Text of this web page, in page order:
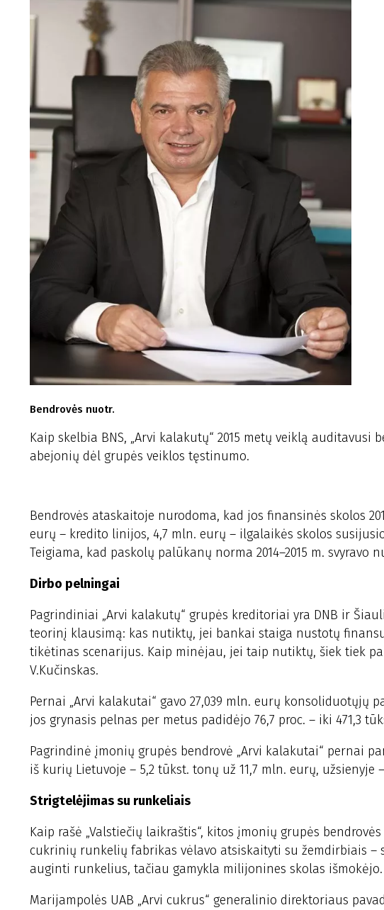
Bendrovės nuotr.
Kaip skelbia BNS, „Arvi kalakutų“ 2015 metų veiklą
abejonių dėl grupės veiklos tęstinumo.
Bendrovės ataskaitoje nurodoma, kad jos finansinės skolos
eurų – kredito linijos, 4,7 mln. eurų – ilgalaikės skolos
Teigiama, kad paskolų palūkanų norma 2014–2015 m. svyravo
Dirbo pelningai
Pagrindiniai „Arvi kalakutų“ grupės kreditoriai yra DNB ir
teorinį klausimą: kas nutiktų, jei bankai staiga nustotų
tikėtinas scenarijus. Kaip minėjau, jei taip nutiktų, šiek tiek
V.Kučinskas.
Pernai „Arvi kalakutai“ gavo 27,039 mln. eurų konsoliduotųjų
jos grynasis pelnas per metus padidėjo 76,7 proc. – iki 471,3
Pagrindinė įmonių grupės bendrovė „Arvi kalakutai“ pernai
iš kurių Lietuvoje – 5,2 tūkst. tonų už 11,7 mln. eurų,
Strigtelėjimas su runkeliais
Kaip rašė „Valstiečių laikraštis“, kitos įmonių grupės
cukrinių runkelių fabrikas vėlavo atsiskaityti su žemdirbiais
auginti runkelius, tačiau gamykla milijonines skolas išmokėjo.
Marijampolės UAB „Arvi cukrus“ generalinio direktoriaus